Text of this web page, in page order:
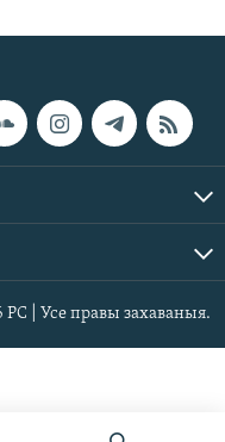
| Усе правы захаваныя.